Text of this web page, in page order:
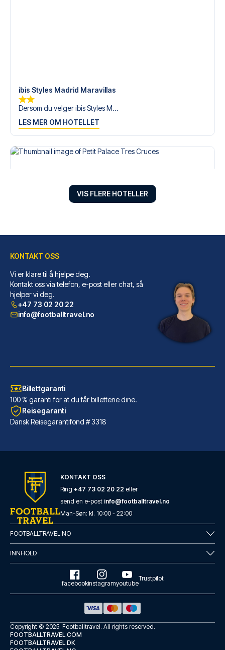
ibis Styles Madrid Maravillas
Dersom du velger ibis Styles M...
LES MER OM HOTELLET
Petit Palace Tres Cruces
Dersom du velger Petit Palace ...
LES MER OM HOTELLET
Casual del Teatro Madrid Hotel by Casual Hoteles
Casual del Teatro Madrid Hotel...
LES MER OM HOTELLET
VIS FLERE HOTELLER
KONTAKT OSS
Vi er klare til å hjelpe deg.
Kontakt oss via telefon, e-post eller chat, så
hjelper vi deg.
+47 73 02 20 22
info@footballtravel.no
Billettgaranti
100 % garanti for at du får billettene dine.
Reisegaranti
Dansk Reisegarantifond # 3318
KONTAKT OSS
Ring +47 73 02 20 22 eller
send en e-post info@footballtravel.no
Man-Søn: kl. 10:00 - 22:00
FOOTBALLTRAVEL.NO
INNHOLD
facebookinstagramyoutube
Trustpilot
Copyright © 2025. Footballtravel. All rights reserved.
FOOTBALLTRAVEL.COM
FOOTBALLTRAVEL.DK